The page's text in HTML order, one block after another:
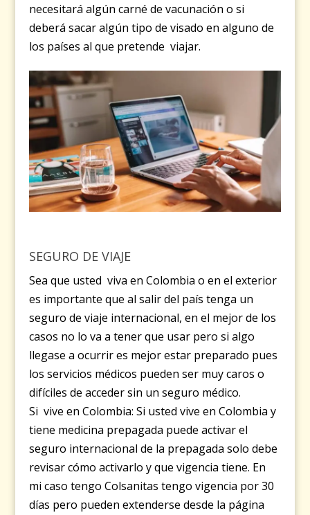
necesitará algún carné de vacunación o si
deberá sacar algún tipo de visado en alguno de
los países al que pretende viajar.
SEGURO DE VIAJE
Sea que usted viva en Colombia o en el exterior
es importante que al salir del país tenga un
seguro de viaje internacional, en el mejor de los
casos no lo va a tener que usar pero si algo
llegase a ocurrir es mejor estar preparado pues
los servicios médicos pueden ser muy caros o
difíciles de acceder sin un seguro médico.
Si vive en Colombia: Si usted vive en Colombia y
tiene medicina prepagada puede activar el
seguro internacional de la prepagada solo debe
revisar cómo activarlo y que vigencia tiene. En
mi caso tengo Colsanitas tengo vigencia por 30
días pero pueden extenderse desde la página